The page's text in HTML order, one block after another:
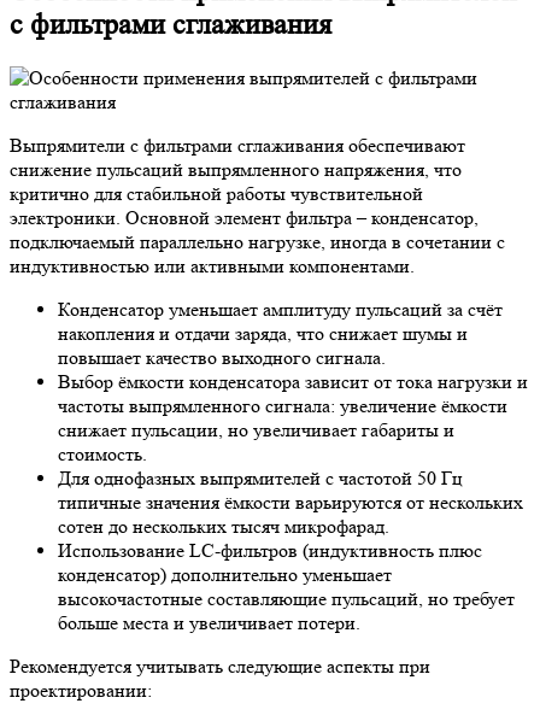
с фильтрами сглаживания
Выпрямители с фильтрами сглаживания обеспечивают
снижение пульсаций выпрямленного напряжения, что
критично для стабильной работы чувствительной
электроники. Основной элемент фильтра – конденсатор,
подключаемый параллельно нагрузке, иногда в сочетании с
индуктивностью или активными компонентами.
Конденсатор уменьшает амплитуду пульсаций за счёт
накопления и отдачи заряда, что снижает шумы и
повышает качество выходного сигнала.
Выбор ёмкости конденсатора зависит от тока нагрузки и
частоты выпрямленного сигнала: увеличение ёмкости
снижает пульсации, но увеличивает габариты и
стоимость.
Для однофазных выпрямителей с частотой 50 Гц
типичные значения ёмкости варьируются от нескольких
сотен до нескольких тысяч микрофарад.
Использование LC-фильтров (индуктивность плюс
конденсатор) дополнительно уменьшает
высокочастотные составляющие пульсаций, но требует
больше места и увеличивает потери.
Рекомендуется учитывать следующие аспекты при
проектировании: